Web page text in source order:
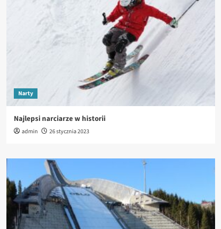
Narty
Najlepsi narciarze w historii
admin 26 stycznia 2023